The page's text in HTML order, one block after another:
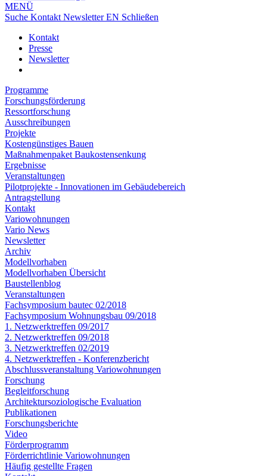
MENÜ
Suche Kontakt NewsletterEN Schließen
Kontakt
Presse
Newsletter
Programme
Forschungsförderung
Ressortforschung
Ausschreibungen
Projekte
Kostengünstiges Bauen
Maßnahmenpaket Baukostensenkung
Ergebnisse
Veranstaltungen
Pilotprojekte - Innovationen im Gebäudebereich
Antragstellung
Kontakt
Variowohnungen
Vario News
Newsletter
Archiv
Modellvorhaben
Modellvorhaben Übersicht
Baustellenblog
Veranstaltungen
Fachsymposium bautec 02/2018
Fachsymposium Wohnungsbau 09/2018
1. Netzwerktreffen 09/2017
2. Netzwerktreffen 09/2018
3. Netzwerktreffen 02/2019
4. Netzwerktreffen - Konferenzbericht
Abschlussveranstaltung Variowohnungen
Forschung
Begleitforschung
Architektursoziologische Evaluation
Publikationen
Forschungsberichte
Video
Förderprogramm
Förderrichtlinie Variowohnungen
Häufig gestellte Fragen